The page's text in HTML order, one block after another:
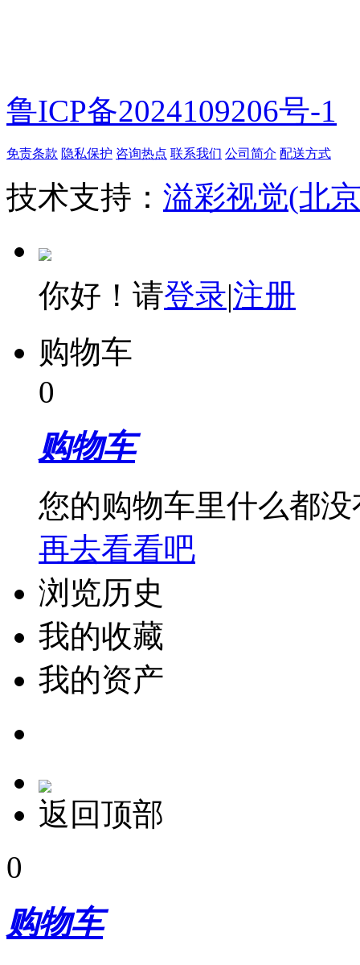
鲁ICP备2024109206号-1
免责条款 隐私保护 咨询热点 联系我们 公司简介 配送方式
技术支持： 溢彩视觉(北
你好！请登录|注册
购物车
0
购物车
您的购物车里什么都没
再去看看吧
浏览历史
我的收藏
我的资产
返回顶部
0
购物车